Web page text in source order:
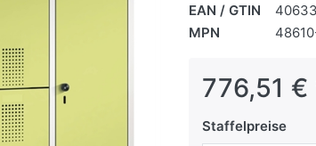
EAN / GTIN
MPN
776,51 €
Staffelpreise